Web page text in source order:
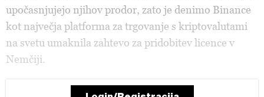
upočasnjujejo njihov prodor, zato je denimo Binance
kot največja platforma za trgovanje s kriptovalutami
na svetu umaknila zahtevo za pridobitev licence v
Nemčiji.